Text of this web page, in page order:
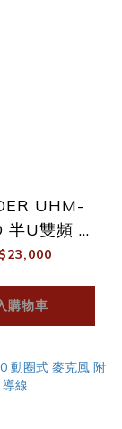
UHM-
U雙頻 無
(無線麥克
購物車